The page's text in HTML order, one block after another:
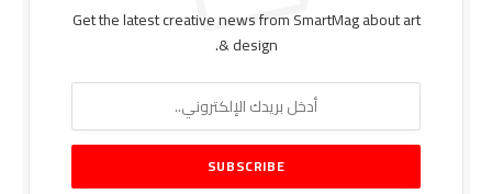
Get the latest creative news from SmartMag about art
& design.